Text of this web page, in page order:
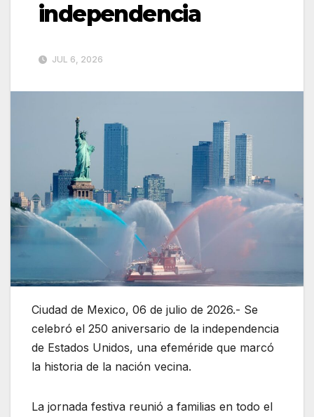
independencia
JUL 6, 2026
Ciudad de Mexico, 06 de julio de 2026.- Se
celebró el 250 aniversario de la independencia
de Estados Unidos, una efeméride que marcó
la historia de la nación vecina.
La jornada festiva reunió a familias en todo el